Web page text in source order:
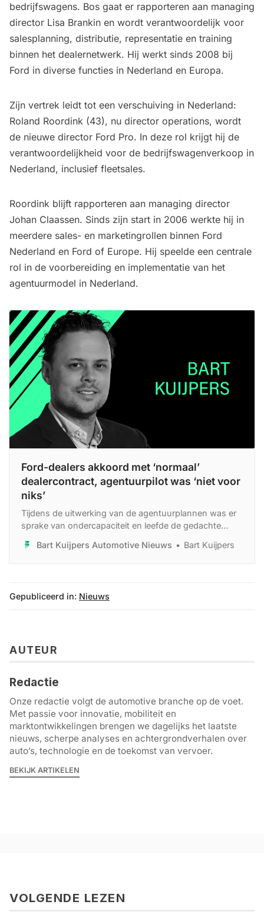
bedrijfswagens. Bos gaat er rapporteren aan managing
director Lisa Brankin en wordt verantwoordelijk voor
salesplanning, distributie, representatie en training
binnen het dealernetwerk. Hij werkt sinds 2008 bij
Ford in diverse functies in Nederland en Europa.
Zijn vertrek leidt tot een verschuiving in Nederland:
Roland Roordink (43), nu director operations, wordt
de nieuwe director Ford Pro. In deze rol krijgt hij de
verantwoordelijkheid voor de bedrijfswagenverkoop in
Nederland, inclusief fleetsales.
Roordink blijft rapporteren aan managing director
Johan Claassen. Sinds zijn start in 2006 werkte hij in
meerdere sales- en marketingrollen binnen Ford
Nederland en Ford of Europe. Hij speelde een centrale
rol in de voorbereiding en implementatie van het
agentuurmodel in Nederland.
Ford-dealers akkoord met ‘normaal’
dealercontract, agentuurpilot was ‘niet voor
niks’
Tijdens de uitwerking van de agentuurplannen was er
sprake van ondercapaciteit en leefde de gedachte
kunnen behoren. Inmiddels weten we dat dit niet zo is.
Bart Kuijpers Automotive Nieuws Bart Kuijpers
Gepubliceerd in: Nieuws
AUTEUR
Redactie
Onze redactie volgt de automotive branche op de voet.
Met passie voor innovatie, mobiliteit en
marktontwikkelingen brengen we dagelijks het laatste
nieuws, scherpe analyses en achtergrondverhalen over
auto’s, technologie en de toekomst van vervoer.
BEKIJK ARTIKELEN
VOLGENDE LEZEN